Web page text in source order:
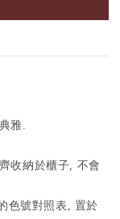
雅.
收納於櫃子, 不會
色號對照表, 置於